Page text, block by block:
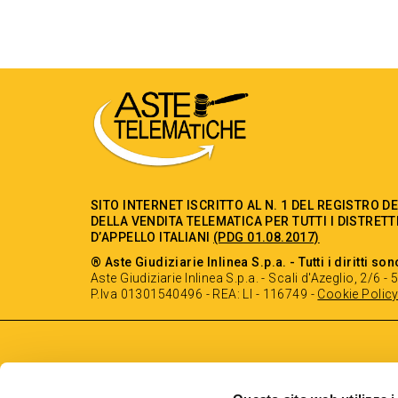
SITO INTERNET ISCRITTO AL N. 1 DEL REGISTRO
DELLA VENDITA TELEMATICA PER TUTTI I
D’APPELLO ITALIANI (PDG 01.08.2017)
® Aste Giudiziarie Inlinea S.p.a. - Tutti i diritti
Aste Giudiziarie Inlinea S.p.a. - Scali d'Azeglio, 2/6 -
P.Iva 01301540496 - REA: LI - 116749 - Cookie Policy